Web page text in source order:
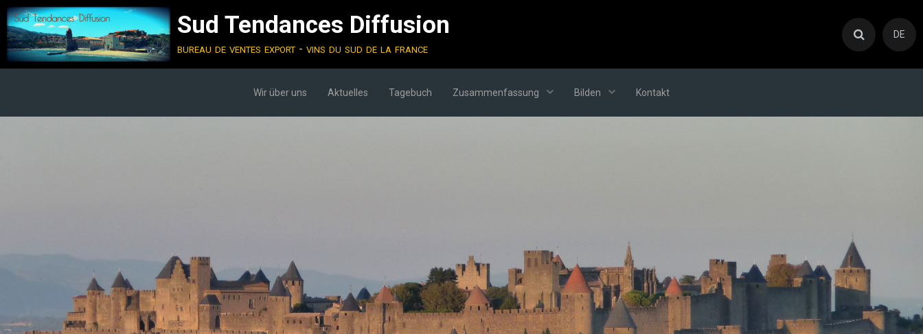
Sud Tendances Diffusion
bureau de ventes export - vins du sud de la france
DE
Wir über uns Aktuelles Tagebuch Zusammenfassung Bilden Kontakt